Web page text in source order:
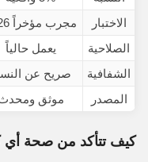
الاختبار
مجرب مؤخراً 2026
الصلاحية
يعمل حالياً
الشفافية
صريح عن
المصدر
موثق
كيف تتأكد من صحة